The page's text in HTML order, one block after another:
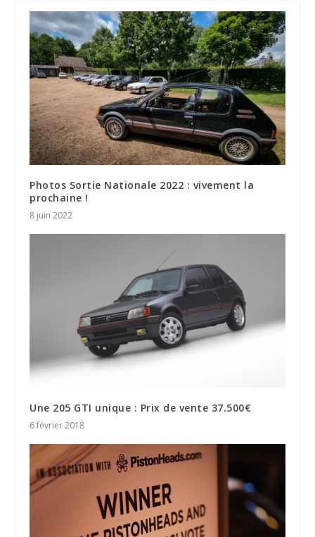
Photos Sortie Nationale 2022 : vivement la
prochaine !
8 juin 2022
Une 205 GTI unique : Prix de vente 37.500€
6 février 2018